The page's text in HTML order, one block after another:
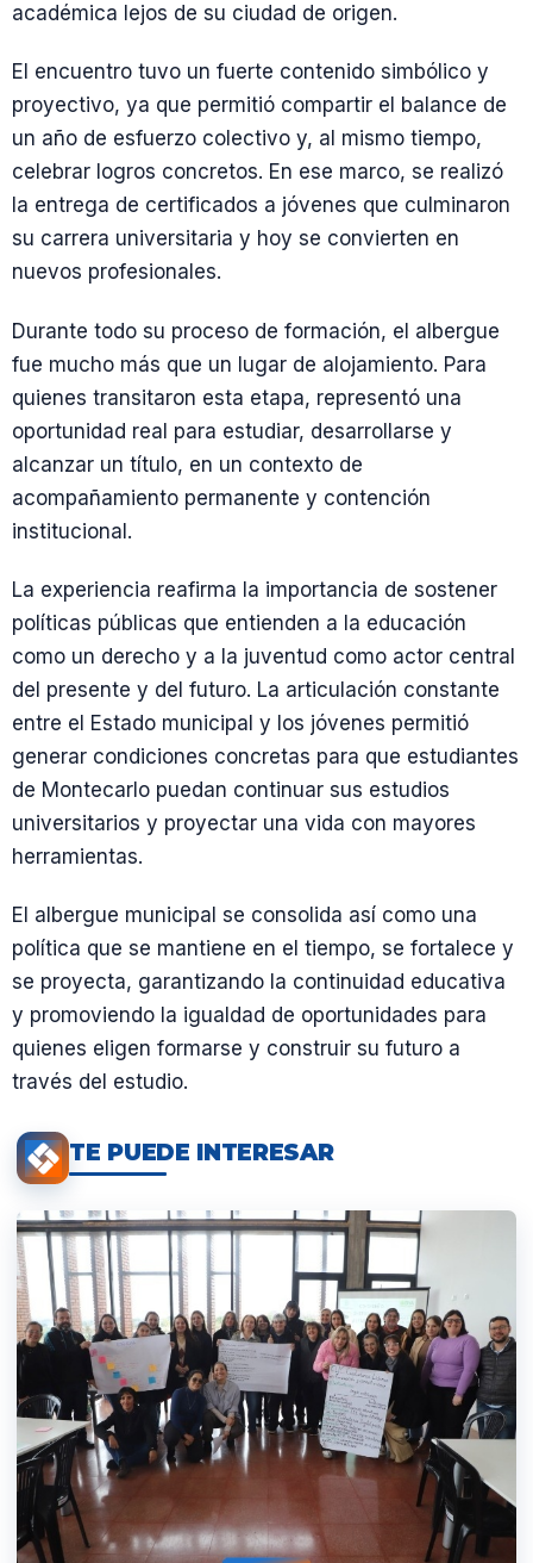
académica lejos de su ciudad de origen.
El encuentro tuvo un fuerte contenido simbólico y
proyectivo, ya que permitió compartir el balance de
un año de esfuerzo colectivo y, al mismo tiempo,
celebrar logros concretos. En ese marco, se realizó
la entrega de certificados a jóvenes que culminaron
su carrera universitaria y hoy se convierten en
nuevos profesionales.
Durante todo su proceso de formación, el albergue
fue mucho más que un lugar de alojamiento. Para
quienes transitaron esta etapa, representó una
oportunidad real para estudiar, desarrollarse y
alcanzar un título, en un contexto de
acompañamiento permanente y contención
institucional.
La experiencia reafirma la importancia de sostener
políticas públicas que entienden a la educación
como un derecho y a la juventud como actor central
del presente y del futuro. La articulación constante
entre el Estado municipal y los jóvenes permitió
generar condiciones concretas para que estudiantes
de Montecarlo puedan continuar sus estudios
universitarios y proyectar una vida con mayores
herramientas.
El albergue municipal se consolida así como una
política que se mantiene en el tiempo, se fortalece y
se proyecta, garantizando la continuidad educativa
y promoviendo la igualdad de oportunidades para
quienes eligen formarse y construir su futuro a
través del estudio.
TE PUEDE INTERESAR